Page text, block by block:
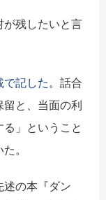
が残したいと言
で記した 。話合
と、当面の利
」ということ
。
の本『ダン